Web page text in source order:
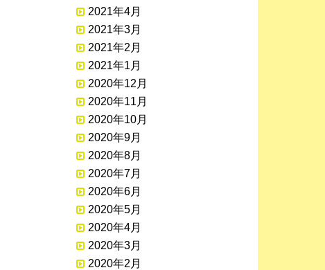
2021年4月
2021年3月
2021年2月
2021年1月
2020年12月
2020年11月
2020年10月
2020年9月
2020年8月
2020年7月
2020年6月
2020年5月
2020年4月
2020年3月
2020年2月